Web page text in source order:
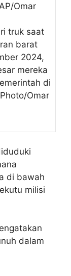
Omar
truk saat
barat
2024,
mereka
di
Omar
di bawah
milisi
dalam